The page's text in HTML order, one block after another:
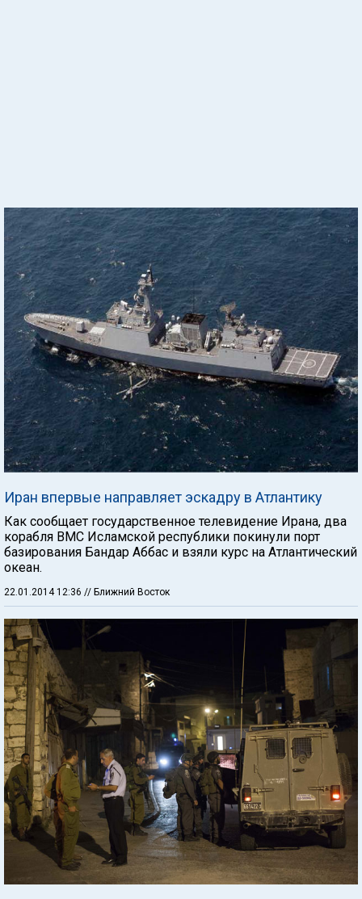
Иран впервые направляет эскадру в Атлантику
Как сообщает государственное телевидение Ирана, два
корабля ВМС Исламской республики покинули порт
базирования Бандар Аббас и взяли курс на Атлантический
океан.
22.01.2014 12:36 // Ближний Восток